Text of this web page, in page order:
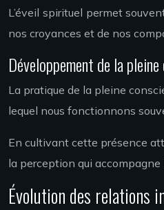
L’éveil spirituel permet
nos croyances et de nos
Développement de la
La pratique de la pleine
lequel nous fonctionnons
En cultivant cette présence
la perception qui accompagne
Évolution des relations